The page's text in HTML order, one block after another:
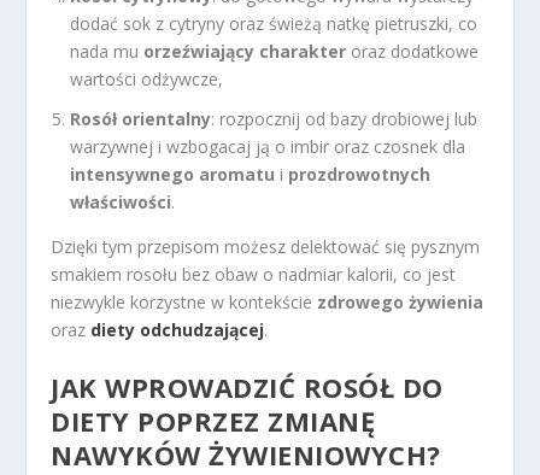
dodać sok z cytryny oraz świeżą natkę pietruszki, co
nada mu orzeźwiający charakter oraz dodatkowe
wartości odżywcze,
Rosół orientalny: rozpocznij od bazy drobiowej lub
warzywnej i wzbogacaj ją o imbir oraz czosnek dla
intensywnego aromatu i prozdrowotnych
właściwości.
Dzięki tym przepisom możesz delektować się pysznym
smakiem rosołu bez obaw o nadmiar kalorii, co jest
niezwykle korzystne w kontekście zdrowego żywienia
oraz diety odchudzającej.
JAK WPROWADZIĆ ROSÓŁ DO
DIETY POPRZEZ ZMIANĘ
NAWYKÓW ŻYWIENIOWYCH?